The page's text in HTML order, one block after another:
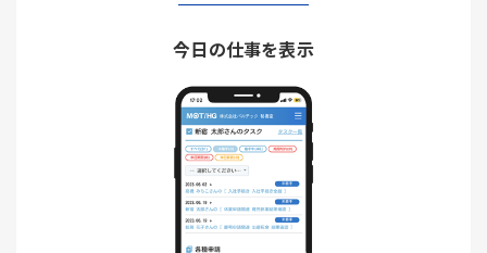
今日の仕事を表示